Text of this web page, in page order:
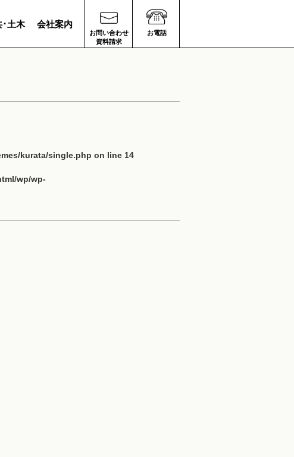
･土木 会社案内
お問い合わせ
資料請求
お電話
kurata/single.php on line 14
wp/wp-